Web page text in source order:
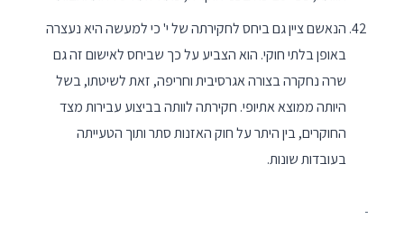
הנאשם ציין גם ביחס לחקירתה של י' כי למעשה היא נעצרה
באופן בלתי חוקי. הוא הצביע על כך שביחס לאישום זה גם
שרה נחקרה בצורה אגרסיבית וחריפה, זאת לשיטתו, בשל
היותה ממוצא אתיופי. חקירתה לוותה בביצוע עבירות מצד
החוקרים, בין היתר על חוק האזנות סתר ותוך הטעייתה
בעובדות שונות.